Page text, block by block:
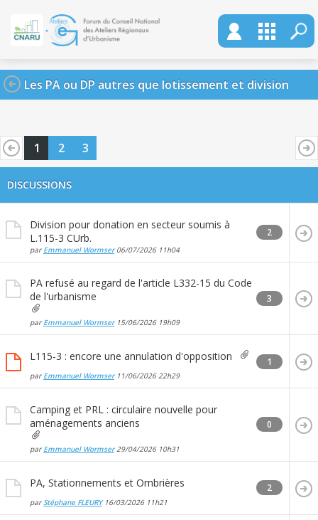
Les PA ou DP autres que lotissement et division
1 2 3
DISCUSSIONS
Division pour donation en secteur soumis à
L.115-3 CUrb.
par Emmanuel Wormser06/07/2026 11h04
2
PA refusé au regard de l'article L332-15 du Code
de l'urbanisme
par Emmanuel Wormser15/06/2026 19h09
3
L115-3 : encore une annulation d'opposition
par Emmanuel Wormser11/06/202622h29
1
Camping et PRL : circulaire nouvelle pour
aménagements anciens
par Emmanuel Wormser29/04/2026 10h31
0
PA, Stationnements et Ombrières
parStéphane FLEURY16/03/2026 11h21
2